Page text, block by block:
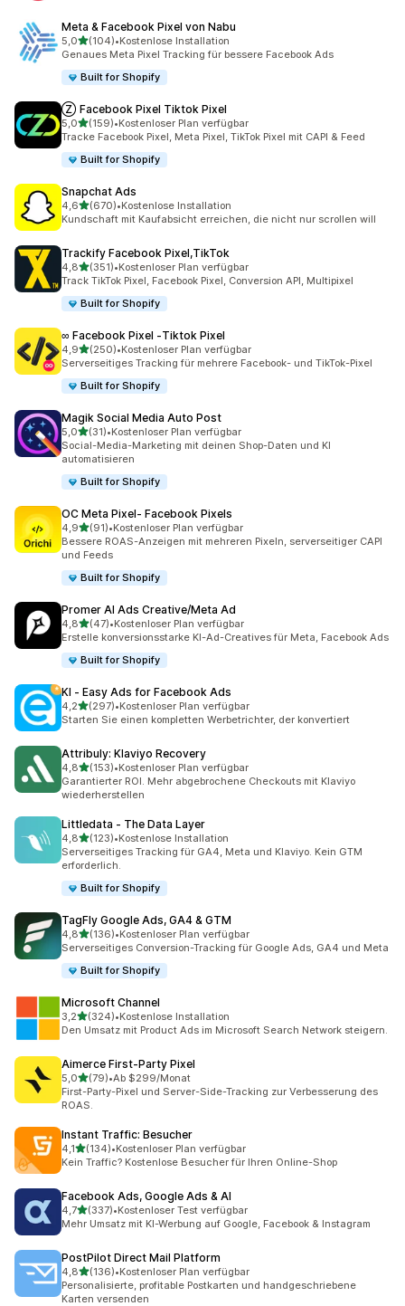
Meta & Facebook Pixel von Nabu
5,0von 5 Sternen
(104)
104 Rezensionen insgesamt
•Kostenlose Installation
Genaues Meta Pixel Tracking für bessere Facebook Ads
Built for Shopify
Ⓩ Facebook Pixel Tiktok Pixel
5,0von 5 Sternen
(159)
159 Rezensionen insgesamt
•Kostenloser Plan verfügbar
Tracke Facebook Pixel, Meta Pixel, TikTok Pixel mit CAPI & Feed
Built for Shopify
Snapchat Ads
4,6von 5 Sternen
(670)
670 Rezensionen insgesamt
•Kostenlose Installation
Kundschaft mit Kaufabsicht erreichen, die nicht nur scrollen will
Trackify Facebook Pixel,TikTok
4,8von 5 Sternen
(351)
351 Rezensionen insgesamt
•Kostenloser Plan verfügbar
Track TikTok Pixel, Facebook Pixel, Conversion API, Multipixel
Built for Shopify
∞ Facebook Pixel ‑Tiktok Pixel
4,9von 5 Sternen
(250)
250 Rezensionen insgesamt
•Kostenloser Plan verfügbar
Serverseitiges Tracking für mehrere Facebook- und TikTok-Pixel
Built for Shopify
Magik Social Media Auto Post
5,0von 5 Sternen
(31)
31 Rezensionen insgesamt
•Kostenloser Plan verfügbar
Social-Media-Marketing mit deinen Shop-Daten und KI
automatisieren
Built for Shopify
OC Meta Pixel‑ Facebook Pixels
4,9von 5 Sternen
(91)
91 Rezensionen insgesamt
•Kostenloser Plan verfügbar
Bessere ROAS-Anzeigen mit mehreren Pixeln, serverseitiger CAPI
und Feeds
Built for Shopify
Promer AI Ads Creative/Meta Ad
4,8von 5 Sternen
(47)
47 Rezensionen insgesamt
•Kostenloser Plan verfügbar
Erstelle konversionsstarke KI-Ad-Creatives für Meta, Facebook Ads
Built for Shopify
KI ‑ Easy Ads for Facebook Ads
4,2von 5 Sternen
(297)
297 Rezensionen insgesamt
•Kostenloser Plan verfügbar
Starten Sie einen kompletten Werbetrichter, der konvertiert
Attribuly: Klaviyo Recovery
4,8von 5 Sternen
(153)
153 Rezensionen insgesamt
•Kostenloser Plan verfügbar
Garantierter ROI. Mehr abgebrochene Checkouts mit Klaviyo
wiederherstellen
Littledata ‑ The Data Layer
4,8von 5 Sternen
(123)
123 Rezensionen insgesamt
•Kostenlose Installation
Serverseitiges Tracking für GA4, Meta und Klaviyo. Kein GTM
erforderlich.
Built for Shopify
TagFly Google Ads, GA4 & GTM
4,8von 5 Sternen
(136)
136 Rezensionen insgesamt
•Kostenloser Plan verfügbar
Serverseitiges Conversion-Tracking für Google Ads, GA4 und Meta
Built for Shopify
Microsoft Channel
3,2von 5 Sternen
(324)
324 Rezensionen insgesamt
•Kostenlose Installation
Den Umsatz mit Product Ads im Microsoft Search Network steigern.
Aimerce First‑Party Pixel
5,0von 5 Sternen
(79)
79 Rezensionen insgesamt
•Ab $299/Monat
First-Party-Pixel und Server-Side-Tracking zur Verbesserung des
ROAS.
Instant Traffic: Besucher
4,1von 5 Sternen
(134)
134 Rezensionen insgesamt
•Kostenloser Plan verfügbar
Kein Traffic? Kostenlose Besucher für Ihren Online-Shop
Facebook Ads, Google Ads & AI
4,7von 5 Sternen
(337)
337 Rezensionen insgesamt
•Kostenloser Test verfügbar
Mehr Umsatz mit KI-Werbung auf Google, Facebook & Instagram
PostPilot Direct Mail Platform
4,8von 5 Sternen
(136)
136 Rezensionen insgesamt
•Kostenloser Plan verfügbar
Personalisierte, profitable Postkarten und handgeschriebene
Karten versenden